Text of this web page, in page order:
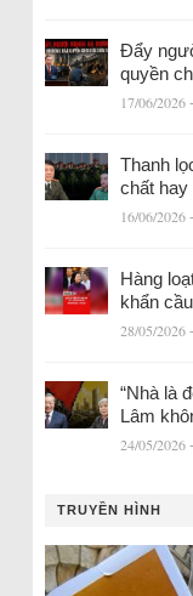
Đẩy
quyền
17/06/2026
Thanh
chất hay
16/06/2026
Hàng
khẩn
28/05/2026
“Nhà là
Lâm
24/05/2026
TRUYỀN HÌNH